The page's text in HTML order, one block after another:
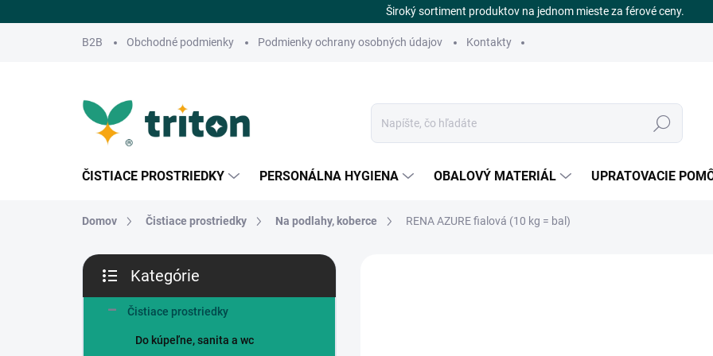
na
Široký sortiment produktov na jednom mieste za férové ceny.
B2B Obchodné podmienky Podmienky ochrany osobných údajov Kontakty
Hľadať
ČISTIACE PROSTRIEDKY PERSONÁLNA HYGIENA OBALOVÝ MATERIÁL UPRATOVACIE
Domov Čistiace prostriedky Na podlahy, koberce RENA AZURE fialová (10 kg = bal)
B
č
kategórie
Kategórie
Čistiace prostriedky
Do kúpeľne, sanita a wc